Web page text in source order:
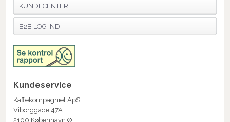
KUNDECENTER
B2B LOG IND
Kundeservice
Kaffekompagniet ApS
Viborggade 47A
2100 København Ø